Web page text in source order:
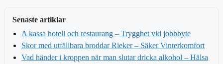
Senaste artiklar
A kassa hotell och restaurang – Trygghet vid jobbbyte
Skor med utfällbara broddar Rieker – Säker Vinterkomfort
Vad händer i kroppen när man slutar dricka alkohol – Hälsa